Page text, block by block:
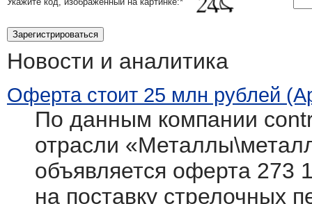
Новости и аналитика
Оферта стоит 25 млн рублей
По данным компании
отрасли
объявляется оферта
на поставку стрелочных